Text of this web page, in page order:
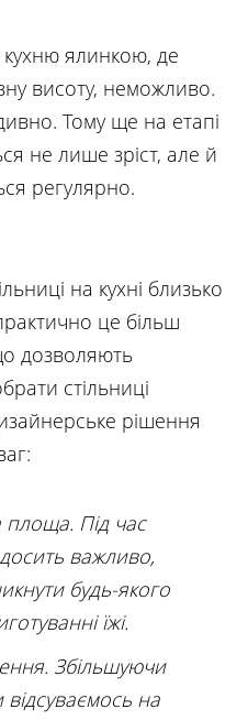
ялинкою, де
висоту, неможливо.
Тому ще на етапі
не лише зріст, але й
регулярно.
на кухні близько
це більш
дозволяють
стільниці
рішення
площа. Під час
досить важливо,
будь-якого
їжі.
Збільшуючи
відсуваємось на